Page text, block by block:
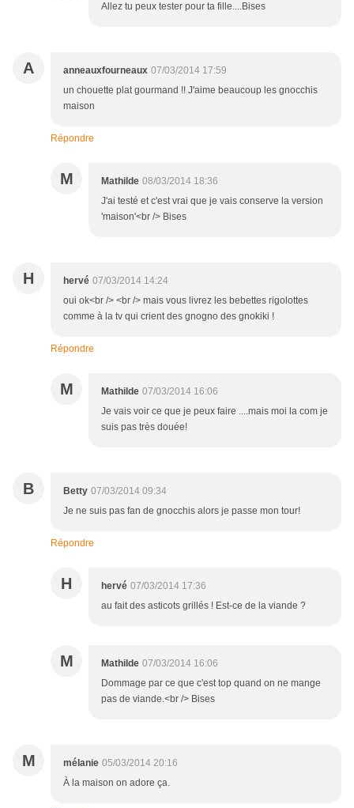
Allez tu peux tester pour ta fille....Bises
A anneauxfourneaux 07/03/2014 17:59
un chouette plat gourmand !! J'aime beaucoup les gnocchis
maison
Répondre
M Mathilde 08/03/2014 18:36
J'ai testé et c'est vrai que je vais conserve la version
'maison'<br /> Bises
H hervé 07/03/2014 14:24
oui ok<br /> <br /> mais vous livrez les bebettes rigolottes
comme à la tv qui crient des gnogno des gnokiki !
Répondre
M Mathilde 07/03/2014 16:06
Je vais voir ce que je peux faire ....mais moi la com je
suis pas très douée!
B Betty 07/03/2014 09:34
Je ne suis pas fan de gnocchis alors je passe mon tour!
Répondre
H hervé 07/03/2014 17:36
au fait des asticots grillés ! Est-ce de la viande ?
M Mathilde 07/03/2014 16:06
Dommage par ce que c'est top quand on ne mange
pas de viande.<br /> Bises
M mélanie 05/03/2014 20:16
À la maison on adore ça.